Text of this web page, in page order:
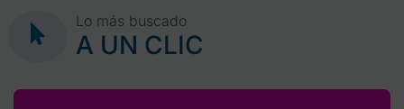
Lo más buscado
A UN CLIC